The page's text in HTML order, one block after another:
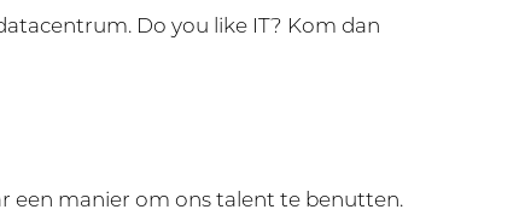
Do you like IT? Kom dan
een manier om ons talent te benutten.